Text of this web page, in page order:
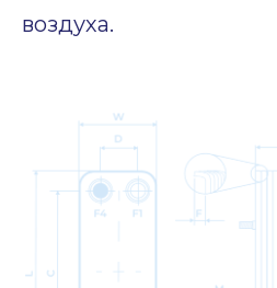
воздуха.